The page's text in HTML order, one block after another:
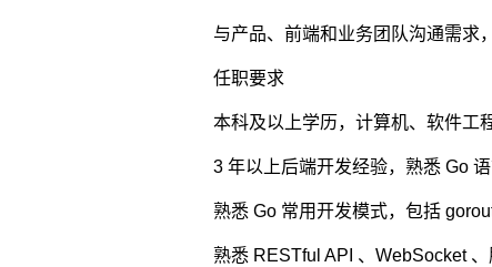
与产品、前端和业务团队沟通需求
任职要求
本科及以上学历，计算机、软件工
3 年以上后端开发经验，熟悉 Go
熟悉 Go 常用开发模式，包括
熟悉 RESTful API 、WebSocket